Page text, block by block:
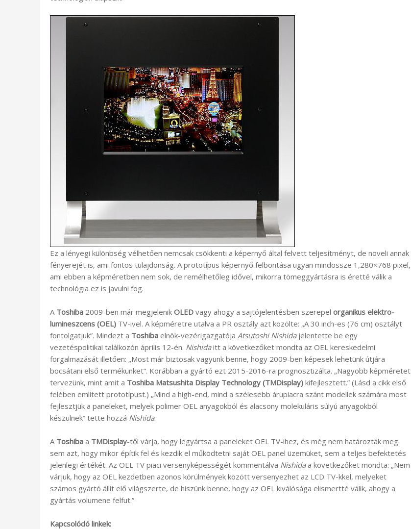
Ez a lényegi különbség vélhetően nemcsak csökkenti a képernyő által felvett teljesítményt, de növeli annak
fényerejét is, ami fontos tulajdonság. A prototípus képernyő felbontása ugyan mindössze 1,280×768 pixel,
ami ebben a képméretben nem sok, de remélhetőleg idővel, mikorra tömeggyártásra is éretté válik a
technológia ez is javulni fog.
A Toshiba 2009-ben már megjelenik OLED vagy ahogy a sajtójelentésben szerepel organikus elektro-
lumineszcens (OEL) TV-ivel. A képméretre utalva a PR osztály azt közölte: „A 30 inch-es (76 cm) osztályt
fontolgatjuk”. Mindezt a Toshiba elnök-vezérigazgatója Atsutoshi Nishidajelentette be egy
vezetéspolitikai találkozón április 12-én. Nishidaitt a következőket mondta az OEL kereskedelmi
forgalmazását illetően: „Most már biztosak vagyunk benne, hogy 2009-ben képesek lehetünk útjára
bocsátani első termékünket”. Korábban a gyártó ezt 2015-2016-ra prognosztizálta. „Nagyobb képméretet
tervezünk, mint amit a Toshiba Matsushita Display Technology (TMDisplay) kifejlesztett.” (Lásd a cikk első
felében említett prototípust.) „Mind a high-end, mind a szélesebb árupiacra szánt modellek számára most
fejlesztjük a paneleket, melyek polimer OEL anyagokból és alacsony molekuláris súlyú anyagokból
készülnek” tette hozzá Nishida.
A Toshiba a TMDisplay-től várja, hogy legyártsa a paneleket OEL TV-ihez, és még nem határozták meg
sem azt, hogy mikor építik fel és kezdik el működtetni saját OEL panel üzemüket, sem a teljes befektetés
jelenlegi értékét. Az OEL TV piaci versenyképességét kommentálva Nishidaa következőket mondta: „Nem
várjuk, hogy az OEL kezdetben azonos körülmények között versenyezhet az LCD TV-kkel, melyeket
számos gyártó állít elő világszerte, de hiszünk benne, hogy az OEL kiválósága elismertté válik, ahogy a
gyártás volumene felfut.”
Kapcsolódó linkek: